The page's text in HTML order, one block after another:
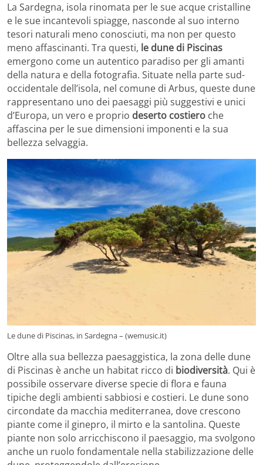
La Sardegna, isola rinomata per le sue acque cristalline
e le sue incantevoli spiagge, nasconde al suo interno
tesori naturali meno conosciuti, ma non per questo
meno affascinanti. Tra questi, le dune di Piscinas
emergono come un autentico paradiso per gli amanti
della natura e della fotografia. Situate nella parte sud-
occidentale dell’isola, nel comune di Arbus, queste dune
rappresentano uno dei paesaggi più suggestivi e unici
d’Europa, un vero e proprio deserto costiero che
affascina per le sue dimensioni imponenti e la sua
bellezza selvaggia.
Le dune di Piscinas, in Sardegna – (wemusic.it)
Oltre alla sua bellezza paesaggistica, la zona delle dune
di Piscinas è anche un habitat ricco di biodiversità. Qui è
possibile osservare diverse specie di flora e fauna
tipiche degli ambienti sabbiosi e costieri. Le dune sono
circondate da macchia mediterranea, dove crescono
piante come il ginepro, il mirto e la santolina. Queste
piante non solo arricchiscono il paesaggio, ma svolgono
anche un ruolo fondamentale nella stabilizzazione delle